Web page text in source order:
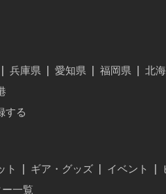
兵庫県 愛知県 福岡県 北
する
ト ギア・グッズ イベント
一覧